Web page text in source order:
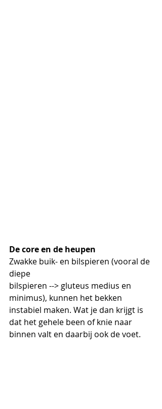
De core en de heupen
Zwakke buik- en bilspieren (vooral de
diepe
bilspieren --> gluteus medius en
minimus), kunnen het bekken
instabiel maken. Wat je dan krijgt is
dat het gehele been of knie naar
binnen valt en daarbij ook de voet.